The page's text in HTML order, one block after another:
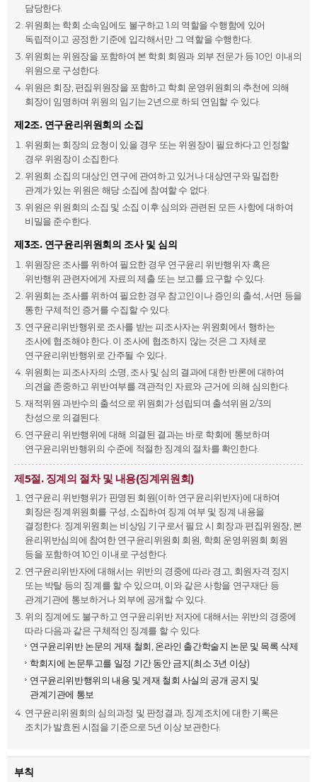
담당한다.
위원회는 학회 소속임에도 불구하고 1.의 역할을 수행함에 있어
독립적이고 공정한 기준에 입각해서만 그 역할을 수행한다.
위원회는 위원장을 포함하여 본 학회 회원과 외부 전문가 등 10인 이내의
위원으로 구성한다.
위원은 회장, 편집위원장을 포함하고 학회 운영위원회의 추천에 의해
회장이 임명하며 위원의 임기는 2년으로 하되 연임할 수 있다.
제2조. 연구윤리위원회의 소집
위원회는 회장의 요청이 있을 경우 또는 위원장이 필요하다고 인정할
경우 위원장이 소집한다.
위원회 소집의 대상인 연구에 관여하고 있거나 대상연구와 밀접한
관계가 있는 위원은 해당 소집에 참여할 수 없다.
위원은 위원회의 소집 및 소집 이후 심의와 관련된 모든 사항에 대하여
비밀을 준수한다.
제3조. 연구윤리위원회의 조사 및 심의
위원장은 조사를 위하여 필요한 경우 연구윤리 위반행위자 혹은
위반행위 관련자에게 자료의 제출 또는 보고를 요구할 수 있다.
위원회는 조사를 위하여 필요한 경우 참고인이나 증인의 출석, 서면 등을
통한 구체적인 증거를 수집할 수 있다.
연구윤리위반행위로 조사를 받는 피조사자는 위원회에서 행하는
조사에 협조해야 한다. 이 조사에 협조하지 않는 것은 그 자체로
연구윤리위반행위로 간주될 수 있다.
위원회는 피조사자의 소명, 조사 및 심의 결과에 대한 반론에 대하여
의견을 존중하고 위반여부를 객관적인 자료와 근거에 의해 심의한다.
재적위원 과반수의 출석으로 위원회가 성립되며 출석위원 2/3의
찬성으로 의결된다.
연구윤리 위반행위에 대해 의결된 결과는 바로 학회에 통보하며
연구윤리위반행위의 수준에 적절한 징계의 절차를 확인한다.
제5절. 징계의 절차 및 내용(징계위원회)
연구윤리 위반행위가 판명된 회원(이하 연구윤리위반자)에 대하여
회장은 징계위원회를 구성, 소집하여 징계 여부 및 징계 내용을
결정한다. 징계위원회는 비상임 기구로서 필요 시 회장과 편집위원장, 본
윤리위반심의에 참여한 연구윤리위원회 회원, 학회 운영위원회 회원
등을 포함하여 10인 이내로 구성한다.
연구윤리위반자에 대해서는 위반의 경중에 따라 경고, 회원자격 정지
또는 박탈 등의 징계를 할 수 있으며, 이와 같은 사항을 연구재단 등
관계기관에 통보하거나 외부에 공개할 수 있다.
위의 징계에도 불구하고 연구윤리위반 저자에 대해서는 위반의 경중에
따라 다음과 같은 구체적인 징계를 할 수 있다.
연구윤리위반 논문의 게재 철회, 온라인 출간학술지 논문 및 목록 삭제
학회지에 논문투고를 일정 기간 동안 금지(최소 3년 이상)
연구윤리위반행위의 내용 및 게재 철회 사실의 공개 공지 및
관계기관에 통보
연구윤리위원회의 심의과정 및 판정결과, 징계조치에 대한 기록은
조치가 발효된 시점을 기준으로 5년 이상 보관한다.
부칙